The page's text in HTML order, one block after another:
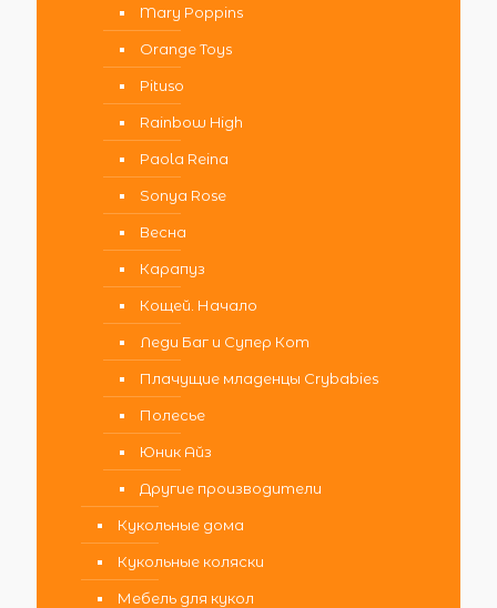
Mary Poppins
Orange Toys
Pituso
Rainbow High
Paola Reina
Sonya Rose
Весна
Карапуз
Кощей. Начало
Леди Баг и Супер Кот
Плачущие младенцы Crybabies
Полесье
Юник Айз
Другие производители
Кукольные дома
Кукольные коляски
Мебель для кукол